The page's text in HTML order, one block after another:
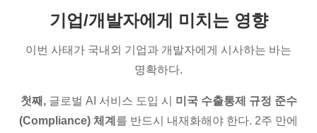
기업/개발자에게 미치는 영향
이번 사태가 국내외 기업과 개발자에게 시사하는 바는
명확하다.
첫째,글로벌 AI 서비스 도입 시 미국 수출통제 규정 준수
(Compliance) 체계 를 반드시 내재화해야 한다. 2주 만에